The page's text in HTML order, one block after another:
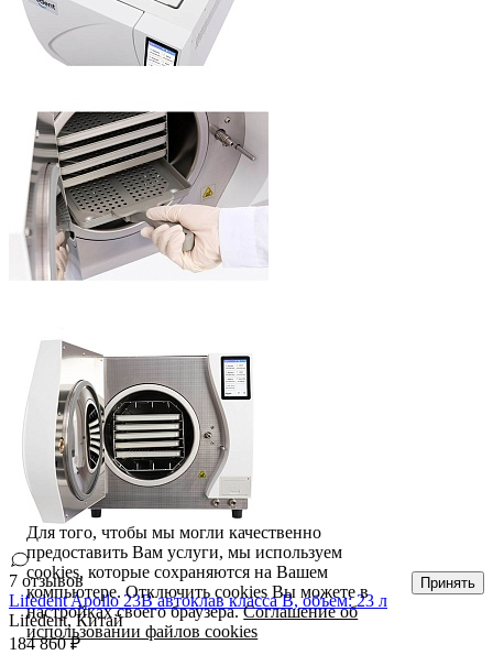
7 отзывов
Lifedent Apollo 23B автоклав класса В, объем: 23 л
Lifedent,Китай
184 860 ₽
Для того, чтобы мы могли качественно
предоставить Вам услуги, мы используем
cookies, которые сохраняются на Вашем
компьютере. Отключить cookies Вы можете в
настройках своего браузера.Соглашение об
использовании файлов cookies
Принять